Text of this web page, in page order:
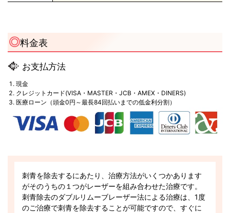
料金表
お支払方法
現金
クレジットカード(VISA・MASTER・JCB・AMEX・DINERS)
医療ローン（頭金0円～最長84回払いまでの低金利分割）
刺青を除去するにあたり、治療方法がいくつかあります
がそのうちの１つがレーザーを組み合わせた治療です。
刺青除去のダブルリムーブレーザー法による治療は、1度
のご治療で刺青を除去することが可能ですので、すぐに